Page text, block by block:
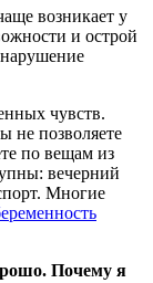
возникает у
и острой
чувств.
не позволяете
по вещам из
вечерний
Многие
Почему я